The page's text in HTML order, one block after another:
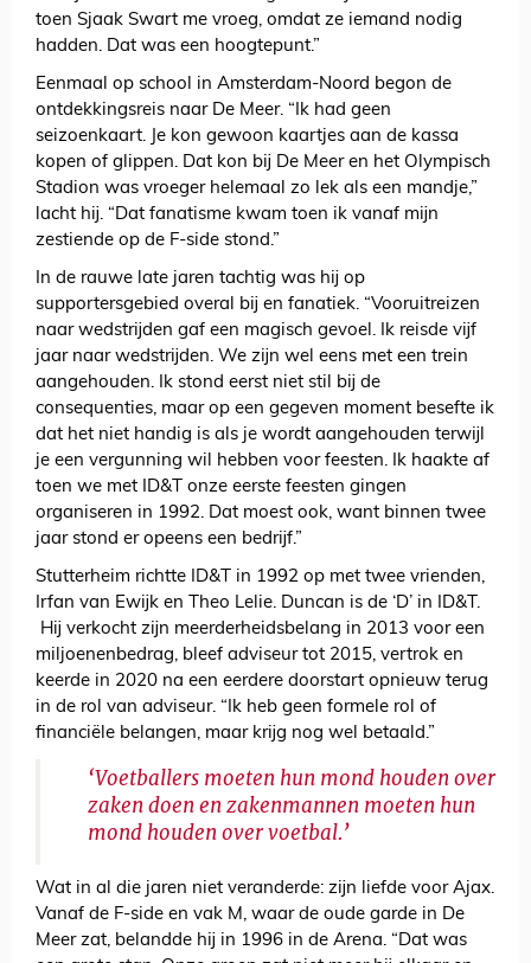
toen Sjaak Swart me vroeg, omdat ze iemand nodig
hadden. Dat was een hoogtepunt.”
Eenmaal op school in Amsterdam-Noord begon de
ontdekkingsreis naar De Meer. “Ik had geen
seizoenkaart. Je kon gewoon kaartjes aan de kassa
kopen of glippen. Dat kon bij De Meer en het Olympisch
Stadion was vroeger helemaal zo lek als een mandje,”
lacht hij. “Dat fanatisme kwam toen ik vanaf mijn
zestiende op de F-side stond.”
In de rauwe late jaren tachtig was hij op
supportersgebied overal bij en fanatiek. “Vooruitreizen
naar wedstrijden gaf een magisch gevoel. Ik reisde vijf
jaar naar wedstrijden. We zijn wel eens met een trein
aangehouden. Ik stond eerst niet stil bij de
consequenties, maar op een gegeven moment besefte ik
dat het niet handig is als je wordt aangehouden terwijl
je een vergunning wil hebben voor feesten. Ik haakte af
toen we met ID&T onze eerste feesten gingen
organiseren in 1992. Dat moest ook, want binnen twee
jaar stond er opeens een bedrijf.”
Stutterheim richtte ID&T in 1992 op met twee vrienden,
Irfan van Ewijk en Theo Lelie. Duncan is de ‘D’ in ID&T.
Hij verkocht zijn meerderheidsbelang in 2013 voor een
miljoenenbedrag, bleef adviseur tot 2015, vertrok en
keerde in 2020 na een eerdere doorstart opnieuw terug
in de rol van adviseur. “Ik heb geen formele rol of
financiële belangen, maar krijg nog wel betaald.”
‘Voetballers moeten hun mond houden over
zaken doen en zakenmannen moeten hun
mond houden over voetbal.’
Wat in al die jaren niet veranderde: zijn liefde voor Ajax.
Vanaf de F-side en vak M, waar de oude garde in De
Meer zat, belandde hij in 1996 in de Arena. “Dat was